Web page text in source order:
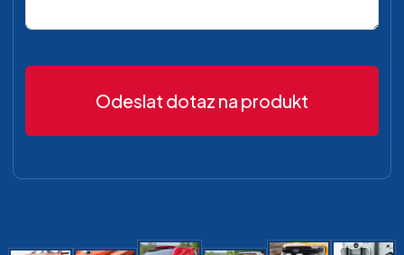
Odeslat dotaz na produkt